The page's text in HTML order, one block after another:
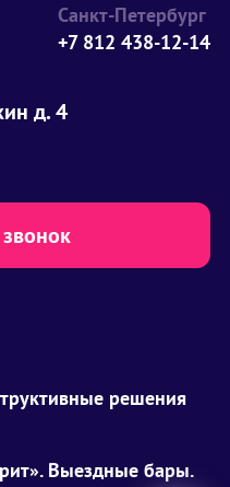
Санкт-Петербург
+7 812 438-12-14
д. 4
решения
Выездные бары.